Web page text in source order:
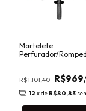
Martelete
Perfurador/
D
R$1.101,40
12 x de R$80,83